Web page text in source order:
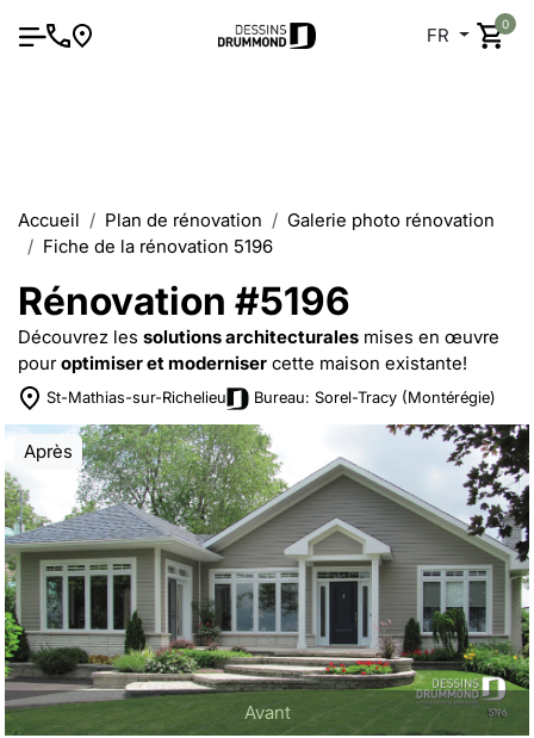
FR
0
Accueil Plan de rénovation
Galerie photo rénovation
Fiche de la rénovation 5196
Rénovation #5196
Découvrez les solutions architecturales mises en œuvre
pouroptimiser et moderniser cette maison existante!
St-Mathias-sur-Richelieu Bureau: Sorel-Tracy (Montérégie)
Après
Avant